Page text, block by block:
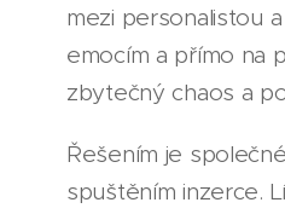
mezi personalistou
emocím a přímo na
zbytečný chaos a
Řešením je
spuštěním inzerce.